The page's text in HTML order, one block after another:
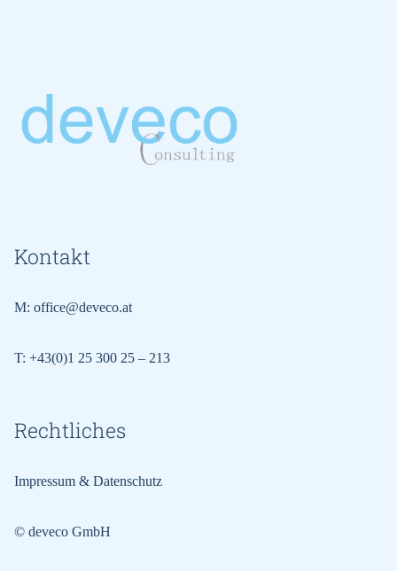
Kontakt
M: office@deveco.at
T: +43(0)1 25 300 25 – 213
Rechtliches
Impressum & Datenschutz
© deveco GmbH